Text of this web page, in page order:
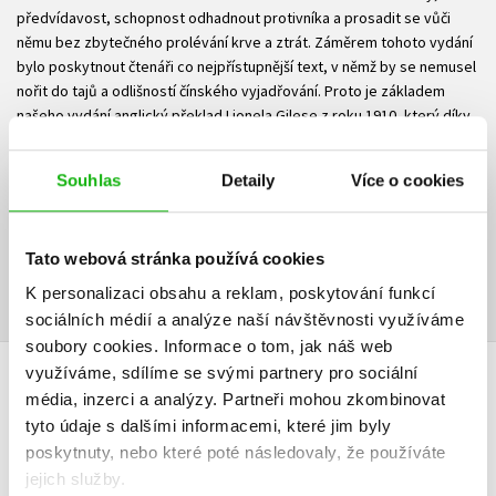
Souhlas Detaily Více o cookies
Tato webová stránka používá cookies
K personalizaci obsahu a reklam, poskytování funkcí
sociálních médií a analýze naší návštěvnosti využíváme
soubory cookies. Informace o tom, jak náš web
využíváme, sdílíme se svými partnery pro sociální
média, inzerci a analýzy. Partneři mohou zkombinovat
tyto údaje s dalšími informacemi, které jim byly
poskytnuty, nebo které poté následovaly, že používáte
jejich služby.
předvídavost, schopnost odhadnout protivníka a prosadit se vůči
němu bez zbytečného prolévání krve a ztrát. Záměrem tohoto vydání
bylo poskytnout čtenáři co nejpřístupnější text, v němž by se nemusel
nořit do tajů a odlišností čínského vyjadřování. Proto je základem
našeho vydání anglický překlad Lionela Gilese z roku 1910, který díky
Ke stažení
PDF Ukázka.pdf
HODNOCENÍ ČTENÁŘŮ
V současné době nejsou vytvořena žádná uživatelská hodnocení.